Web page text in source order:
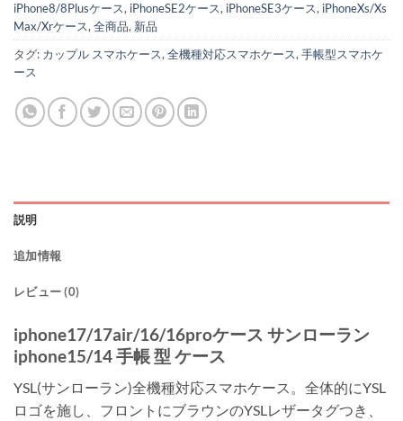
iPhone8/8Plusケース, iPhoneSE2ケース, iPhoneSE3ケース, iPhoneXs/Xs
Max/Xrケース, 全商品, 新品
タグ: カップル スマホケース, 全機種対応スマホケース, 手帳型スマホケ
ース
説明
追加情報
レビュー (0)
iphone17/17air/16/16proケース サンローラン
iphone15/14 手帳 型 ケース
YSL(サンローラン)全機種対応スマホケース。全体的にYSL
ロゴを施し、フロントにブラウンのYSLレザータグつき、